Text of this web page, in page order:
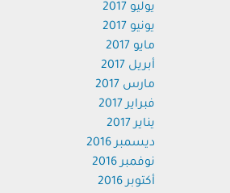
يوليو 2017
يونيو 2017
مايو 2017
أبريل 2017
مارس 2017
فبراير 2017
يناير 2017
ديسمبر 2016
نوفمبر 2016
أكتوبر 2016